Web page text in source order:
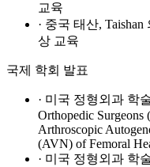
교육
· 중국 태산,
상 교육
국제 학회 발표
· 미국 정형외과 학
Orthopedic
Arthroscopic
(AVN) of Femoral
· 미국 정형외과 학